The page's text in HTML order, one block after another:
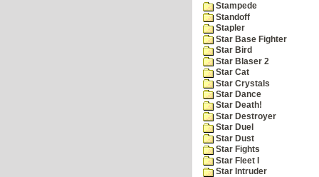
Stampede
Standoff
Stapler
Star Base Fighter
Star Bird
Star Blaser 2
Star Cat
Star Crystals
Star Dance
Star Death!
Star Destroyer
Star Duel
Star Dust
Star Fights
Star Fleet I
Star Intruder